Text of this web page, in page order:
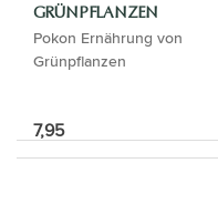
GRÜNPFLANZEN
Pokon Ernährung von
Grünpflanzen
7,95